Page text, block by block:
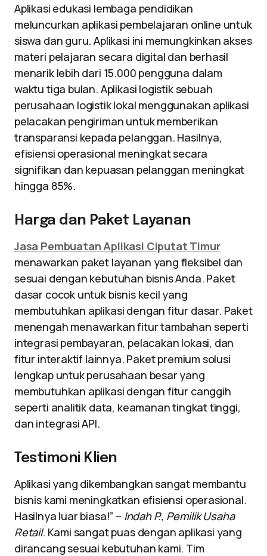
Aplikasi edukasi lembaga pendidikan
meluncurkan aplikasi pembelajaran online untuk
siswa dan guru. Aplikasi ini memungkinkan akses
materi pelajaran secara digital dan berhasil
menarik lebih dari 15.000 pengguna dalam
waktu tiga bulan. Aplikasi logistik sebuah
perusahaan logistik lokal menggunakan aplikasi
pelacakan pengiriman untuk memberikan
transparansi kepada pelanggan. Hasilnya,
efisiensi operasional meningkat secara
signifikan dan kepuasan pelanggan meningkat
hingga 85%.
Harga dan Paket Layanan
Jasa Pembuatan Aplikasi Ciputat Timur
menawarkan paket layanan yang fleksibel dan
sesuai dengan kebutuhan bisnis Anda. Paket
dasar cocok untuk bisnis kecil yang
membutuhkan aplikasi dengan fitur dasar. Paket
menengah menawarkan fitur tambahan seperti
integrasi pembayaran, pelacakan lokasi, dan
fitur interaktif lainnya. Paket premium solusi
lengkap untuk perusahaan besar yang
membutuhkan aplikasi dengan fitur canggih
seperti analitik data, keamanan tingkat tinggi,
dan integrasi API.
Testimoni Klien
Aplikasi yang dikembangkan sangat membantu
bisnis kami meningkatkan efisiensi operasional.
Hasilnya luar biasa!” – Indah P., Pemilik Usaha
Retail. Kami sangat puas dengan aplikasi yang
dirancang sesuai kebutuhan kami. Tim